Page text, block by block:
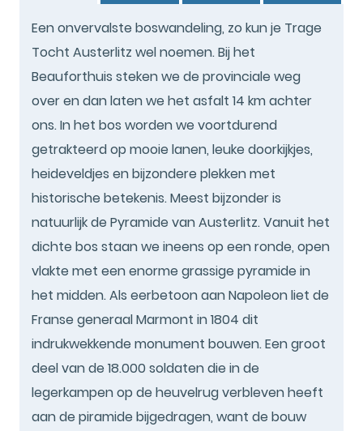
Een onvervalste boswandeling, zo kun je Trage
Tocht Austerlitz wel noemen. Bij het
Beauforthuis steken we de provinciale weg
over en dan laten we het asfalt 14 km achter
ons. In het bos worden we voortdurend
getrakteerd op mooie lanen, leuke doorkijkjes,
heideveldjes en bijzondere plekken met
historische betekenis. Meest bijzonder is
natuurlijk de Pyramide van Austerlitz. Vanuit het
dichte bos staan we ineens op een ronde, open
vlakte met een enorme grassige pyramide in
het midden. Als eerbetoon aan Napoleon liet de
Franse generaal Marmont in 1804 dit
indrukwekkende monument bouwen. Een groot
deel van de 18.000 soldaten die in de
legerkampen op de heuvelrug verbleven heeft
aan de piramide bijgedragen, want de bouw